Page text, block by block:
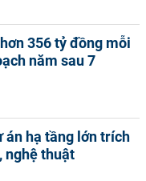
356 tỷ đồng mỗi
năm sau 7
án hạ tầng lớn trích
nghệ thuật